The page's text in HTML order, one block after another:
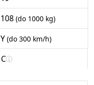
108 (do 1000 kg)
Y (do 300 km/h)
C